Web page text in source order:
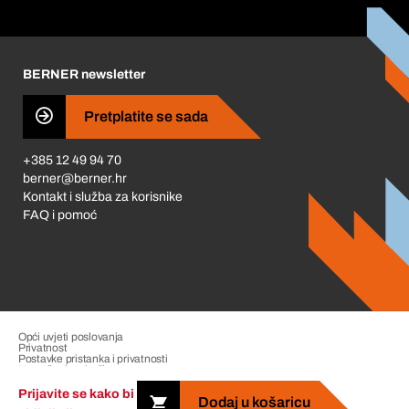
Prijavite se kako bi
Dodaj u košaricu
Business Conduct
BERNER newsletter
Pretplatite se sada
+385 12 49 94 70
berner@berner.hr
Kontakt i služba za korisnike
FAQ i pomoć
Opći uvjeti poslovanja
Privatnost
Postavke pristanka i privatnosti
Upravljanje pritužbama